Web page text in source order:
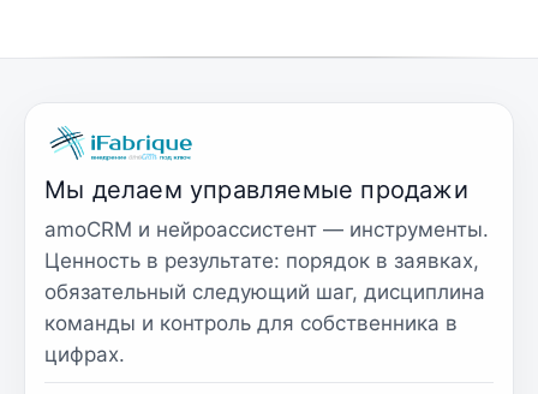
Мы делаем управляемые продажи
amoCRM и нейроассистент — инструменты.
Ценность в результате: порядок в заявках,
обязательный следующий шаг, дисциплина
команды и контроль для собственника в
цифрах.